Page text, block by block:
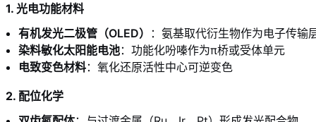
1. 光电功能材料
有机发光二极管（OLED）
：氨基取代衍生物作为电子传输
染料敏化太阳能电池：功能化吩嗪作为π桥或受体单元
电致变色材料：氧化还原活性中心可逆变色
2. 配位化学